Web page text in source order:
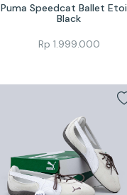
Puma Speedcat Ballet
Black
Rp 1.999.000